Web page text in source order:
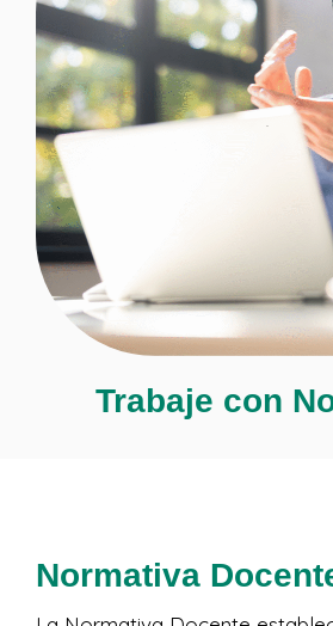
Trabaje con
Normativa
Compromiso con la Excelencia